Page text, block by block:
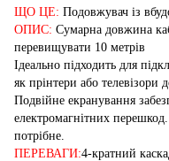
ЩО ЦЕ: Подовжувач із
ОПИС: Сумарна довжина
перевищувати 10 метрів
Ідеально підходить для
як прінтери або телевізори
Подвійне екранування
електромагнітних
потрібне.
ПЕРЕВАГИ:4-кратний